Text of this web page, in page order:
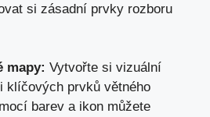
⁣si zásadní prvky rozboru
mapy: Vytvořte si vizuální
klíčových prvků větného
barev a ikon můžete